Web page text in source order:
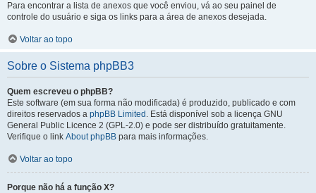
Para encontrar a lista de anexos que você enviou, vá ao seu painel de
controle do usuário e siga os links para a área de anexos desejada.
Voltar ao topo
Sobre o Sistema phpBB3
Quem escreveu o phpBB?
Este software (em sua forma não modificada) é produzido, publicado e com
direitos reservados a phpBB Limited . Está disponível sob a licença GNU
General Public Licence 2 (GPL-2.0) e pode ser distribuído gratuitamente.
Verifique o link About phpBB para mais informações.
Voltar ao topo
Porque não há a função X?